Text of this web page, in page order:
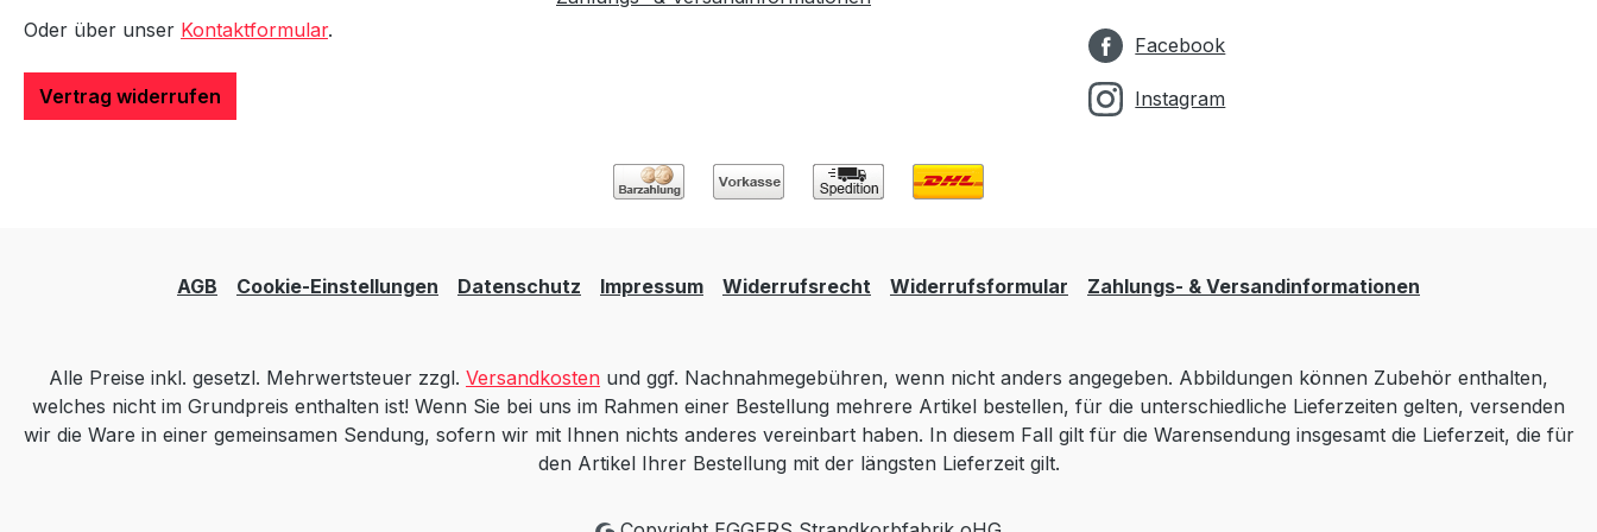
Oder über unser Kontaktformular.
Vertrag widerrufen
Facebook
Instagram
AGB Cookie-Einstellungen Datenschutz Impressum Widerrufsrecht Widerrufsformular Zahlungs- & Versandinformationen
Alle Preise inkl. gesetzl. Mehrwertsteuer zzgl. Versandkosten und ggf. Nachnahmegebühren, wenn nicht anders angegeben. Abbildungen können Zubehör enthalten,
welches nicht im Grundpreis enthalten ist! Wenn Sie bei uns im Rahmen einer Bestellung mehrere Artikel bestellen, für die unterschiedliche Lieferzeiten gelten, versenden
wir die Ware in einer gemeinsamen Sendung, sofern wir mit Ihnen nichts anderes vereinbart haben. In diesem Fall gilt für die Warensendung insgesamt die Lieferzeit, die für
den Artikel Ihrer Bestellung mit der längsten Lieferzeit gilt.